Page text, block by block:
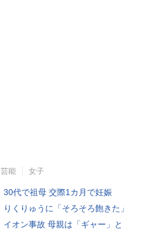
芸能 女子
30代で祖母 交際1カ月で妊娠
りくりゅうに「そろそろ飽きた」
イオン事故 母親は「ギャー」と